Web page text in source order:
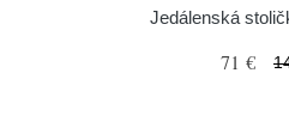
Jedálenská
71 €